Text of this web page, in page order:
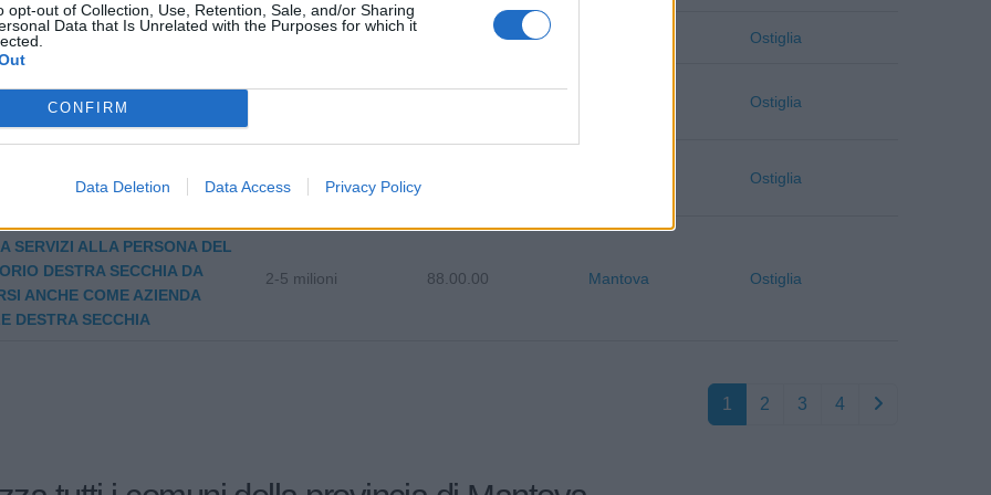
opt-out of Collection, Use, Retention, Sale, and/or Sharing
Data that Is Unrelated with the Purposes for which it
CONFIRM
Data Deletion Data Access Privacy Policy
SRL 0-1 milioni Ostiglia
CUSCINETTO DI BONIFACCI
S.R.L.
Ostiglia
E CRISTIAN
0-1 milioni Ostiglia
SERVIZI ALLA PERSONA DEL
DESTRA SECCHIA DA
ANCHE COME AZIENDA
DESTRA SECCHIA
2-5 milioni 88.00.00 Mantova Ostiglia
1 2 3 4